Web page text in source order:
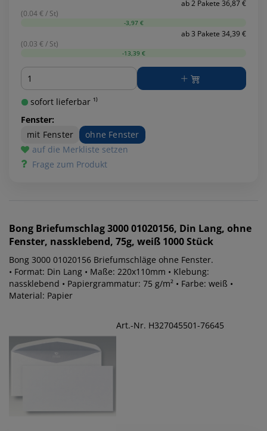
ab 2 Pakete 36,87 €
(0.04 € / St)
-3,97 €
ab 3 Pakete 34,39 €
(0.03 € / St)
-13,39 €
Menge
sofort lieferbar ¹⁾
Fenster:
mit Fenster
ohne Fenster
auf die Merkliste setzen
Frage zum Produkt
Bong Briefumschlag 3000 01020156, Din Lang, ohne
Fenster, nassklebend, 75g, weiß 1000 Stück
Bong 3000 01020156 Briefumschläge ohne Fenster.
• Format: Din Lang • Maße: 220x110mm • Klebung:
nassklebend • Papiergrammatur: 75 g/m² • Farbe: weiß •
Material: Papier
Art.-Nr. H327045501-76645